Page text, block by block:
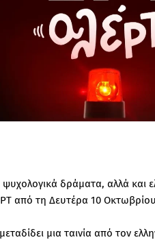
δράματα, αλλά και
από τη Δευτέρα 10
μια ταινία από τον